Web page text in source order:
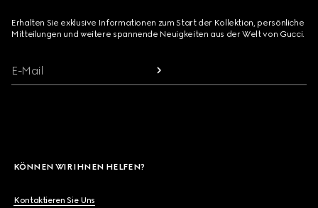
Erhalten Sie exklusive Informationen zum Start der Kollektion, persönliche
Mitteilungen und weitere spannende Neuigkeiten aus der Welt von Gucci.
E-Mail
KÖNNEN WIR IHNEN HELFEN?
Kontaktieren Sie Uns